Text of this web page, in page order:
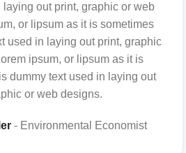
laying out print, graphic or web
or lipsum as it is sometimes
used in laying out print, graphic
ipsum, or lipsum as it is
dummy text used in laying out
or web designs.
Environmental Economist